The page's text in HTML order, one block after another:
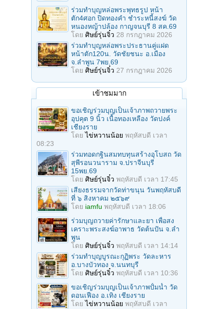
ร่วมทําบุญหล่อพระพุทธรูป หน้า
ตัก4ศอก ปิดทองคํา ชําระหนี้สงฆ์ วัด
หนองหญ้าปล้อง กาญจนบุรี 8 สค.69
โดย ศิษย์รุ่นจิ๋ว 28 กรกฎาคม 2026
ร่วมทําบุญหล่อพระประธานคู่แฝด
หน้าตัก120น. วัดชัยชนะ อ.เมือง
จ.ลำพูน 7พย.69
โดย ศิษย์รุ่นจิ๋ว 27 กรกฎาคม 2026
เข้าชมมาก
ขอเชิญร่วมบุญเป็นเจ้าภาพถวายพระ
อุปคุต 9 นิ้ว เนื้อทองเหลือง วัดปงค์
เชียงราย
โดยไข่หวานน้อย พฤหัสบดี เวลา
08:23
ร่วมทอดกฐินสมทบทุนสร้างอุโบสถ วัด
สุพีรอนวนาราม จ.ปราจีนบุรี
15พย.69
โดย ศิษย์รุ่นจิ๋ว พฤหัสบดี เวลา 17:45
เสียงธรรมจากวัดท่าขนุน วันพฤหัสบดี
ที่ ๖ สิงหาคม ๒๕๖๙
โดย iamfu พฤหัสบดี เวลา 18:06
ร่วมบุญถวายค่ารักษาและยา เพื่อสง
เคราะพระสงฆ์อาพาธ วัดต้นปัน จ.ลํา
พูน
โดย ศิษย์รุ่นจิ๋ว พฤหัสบดี เวลา 14:14
ร่วมทําบุญบูรณะกุฏิพระ วัดละหาร
อ.บางบัวทอง จ.นนทบุรี
โดย ศิษย์รุ่นจิ๋ว พฤหัสบดี เวลา 10:36
ขอเชิญร่วมบุญเป็นเจ้าภาพปั้มน้ำ วัด
ดอนเฟือง อ.เทิง เชียงราย
โดยไข่หวานน้อย พฤหัสบดี เวลา